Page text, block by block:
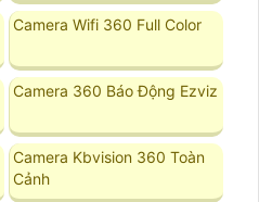
Camera Wifi 360 Full Color
Camera 360 Báo Động Ezviz
Camera Kbvision 360 Toàn
Cảnh